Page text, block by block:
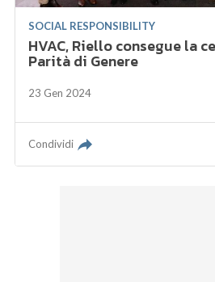
SOCIAL RESPONSIBILITY
HVAC, Riello consegue la
Parità di Genere
23 Gen 2024
Condividi